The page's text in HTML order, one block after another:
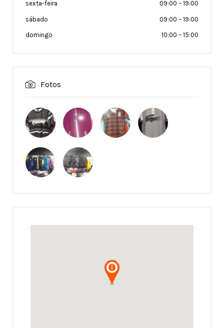
sexta-feira 09:00 – 19:00
sábado 09:00 – 19:00
domingo 10:00 – 15:00
Fotos